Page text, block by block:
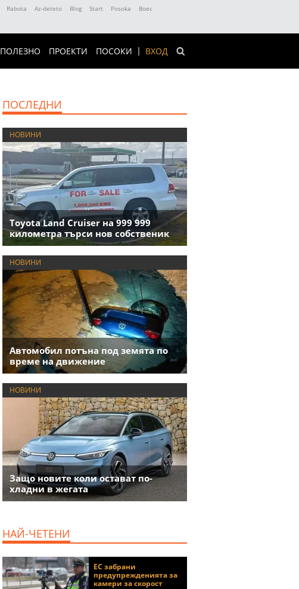
Rabota Az-deteto Blog Start Posoka
Boec
ВХОД
ПОЛЕЗНО ПРОЕКТИ ПОСОКИ
ПОСЛЕДНИ
НОВИНИ
Toyota Land Cruiser на 999 999
километра търси нов собственик
НОВИНИ
Автомобил потъна под земята по
време на движение
НОВИНИ
Защо новите коли остават по-
хладни в жегата
НАЙ-ЧЕТЕНИ
ЕС забрани
предупрежденията за
камери за скорост